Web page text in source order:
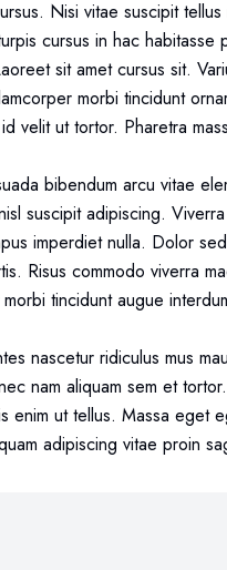
Nisi vitae suscipit
cursus in hac
sit amet cursus sit.
morbi tincidunt
velit ut tortor. Pharetra
bibendum arcu vitae
suscipit adipiscing.
imperdiet nulla. Dolor
Risus commodo viverra
tincidunt augue
nascetur ridiculus mus
nam aliquam sem et
enim ut tellus. Massa eget
adipiscing vitae proin